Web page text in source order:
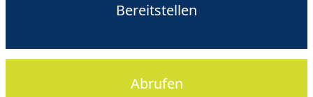
Bereitstellen
Abrufen